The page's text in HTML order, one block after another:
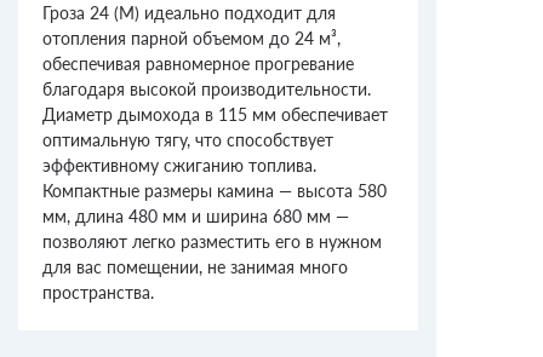
Гроза 24 (М) идеально подходит для
отопления парной объемом до 24 м³,
обеспечивая равномерное прогревание
благодаря высокой производительности.
Диаметр дымохода в 115 мм обеспечивает
оптимальную тягу, что способствует
эффективному сжиганию топлива.
Компактные размеры камина — высота 580
мм, длина 480 мм и ширина 680 мм —
позволяют легко разместить его в нужном
для вас помещении, не занимая много
пространства.